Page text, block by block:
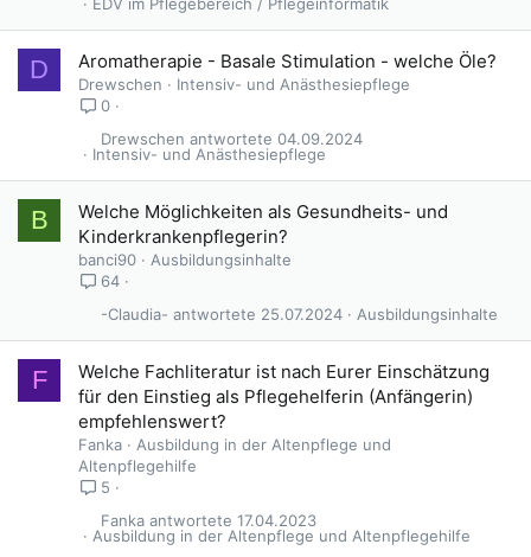
EDV im Pflegebereich / Pflegeinformatik
D Aromatherapie - Basale Stimulation - welche Öle?
Drewschen
Intensiv- und Anästhesiepflege
0
Intensiv- und Anästhesiepflege
04.09.2024
Drewschen
B
Welche Möglichkeiten als Gesundheits- und
Kinderkrankenpflegerin?
banci90
Ausbildungsinhalte
64
Ausbildungsinhalte
25.07.2024
-Claudia-
F
Welche Fachliteratur ist nach Eurer Einschätzung
für den Einstieg als Pflegehelferin (Anfängerin)
empfehlenswert?
Fanka
Ausbildung in der Altenpflege und
Altenpflegehilfe
5
Ausbildung in der Altenpflege und Altenpflegehilfe
17.04.2023
Fanka